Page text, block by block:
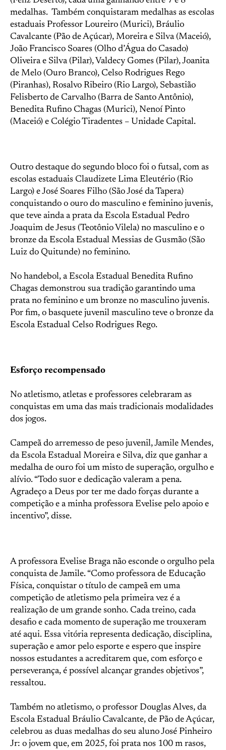
medalhas. Também conquistaram medalhas as escolas
estaduais Professor Loureiro (Murici), Bráulio
Cavalcante (Pão de Açúcar), Moreira e Silva (Maceió),
João Francisco Soares (Olho d’Água do Casado)
Oliveira e Silva (Pilar), Valdecy Gomes (Pilar), Joanita
de Melo (Ouro Branco), Celso Rodrigues Rego
(Piranhas), Rosalvo Ribeiro (Rio Largo), Sebastião
Felisberto de Carvalho (Barra de Santo Antônio),
Benedita Rufino Chagas (Murici), Nenoí Pinto
(Maceió) e Colégio Tiradentes – Unidade Capital.
Outro destaque do segundo bloco foi o futsal, com as
escolas estaduais Claudizete Lima Eleutério (Rio
Largo) e José Soares Filho (São José da Tapera)
conquistando o ouro do masculino e feminino juvenis,
que teve ainda a prata da Escola Estadual Pedro
Joaquim de Jesus (Teotônio Vilela) no masculino e o
bronze da Escola Estadual Messias de Gusmão (São
Luiz do Quitunde) no feminino.
No handebol, a Escola Estadual Benedita Rufino
Chagas demonstrou sua tradição garantindo uma
prata no feminino e um bronze no masculino juvenis.
Por fim, o basquete juvenil masculino teve o bronze da
Escola Estadual Celso Rodrigues Rego.
Esforço recompensado
No atletismo, atletas e professores celebraram as
conquistas em uma das mais tradicionais modalidades
dos jogos.
Campeã do arremesso de peso juvenil, Jamile Mendes,
da Escola Estadual Moreira e Silva, diz que ganhar a
medalha de ouro foi um misto de superação, orgulho e
alívio. “Todo suor e dedicação valeram a pena.
Agradeço a Deus por ter me dado forças durante a
competição e a minha professora Evelise pelo apoio e
incentivo”, disse.
A professora Evelise Braga não esconde o orgulho pela
conquista de Jamile. “Como professora de Educação
Física, conquistar o título de campeã em uma
competição de atletismo pela primeira vez é a
realização de um grande sonho. Cada treino, cada
desafio e cada momento de superação me trouxeram
até aqui. Essa vitória representa dedicação, disciplina,
superação e amor pelo esporte e espero que inspire
nossos estudantes a acreditarem que, com esforço e
perseverança, é possível alcançar grandes objetivos”,
ressaltou.
Também no atletismo, o professor Douglas Alves, da
Escola Estadual Bráulio Cavalcante, de Pão de Açúcar,
celebrou as duas medalhas do seu aluno José Pinheiro
Jr: o jovem que, em 2025, foi prata nos 100 m rasos,